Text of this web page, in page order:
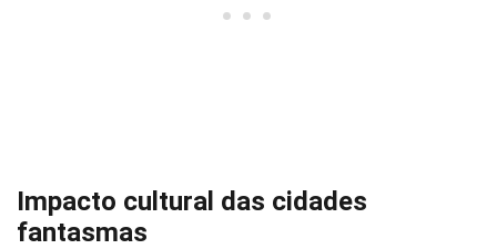
Impacto cultural das cidades
fantasmas